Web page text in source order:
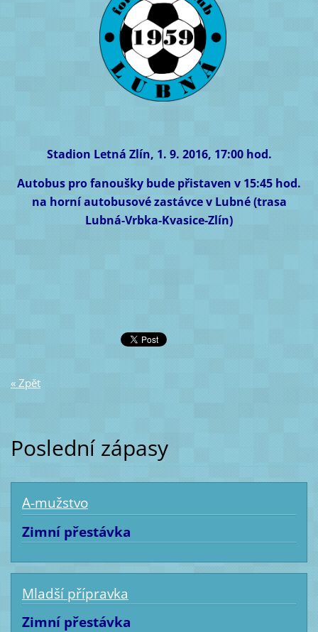
Stadion Letná Zlín, 1. 9. 2016, 17:00 hod.
Autobus pro fanoušky bude přistaven v 15:45 hod.
na horní autobusové zastávce v Lubné(trasa
Lubná-Vrbka-Kvasice-Zlín)
« Zpět
Poslední zápasy
A-mužstvo
Zimní přestávka
Mladší přípravka
Zimní přestávka